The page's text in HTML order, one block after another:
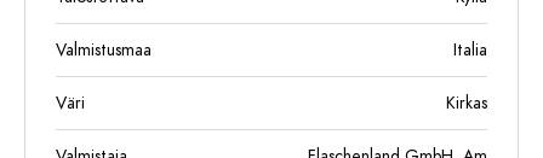
Valmistusmaa Italia
Väri Kirkas